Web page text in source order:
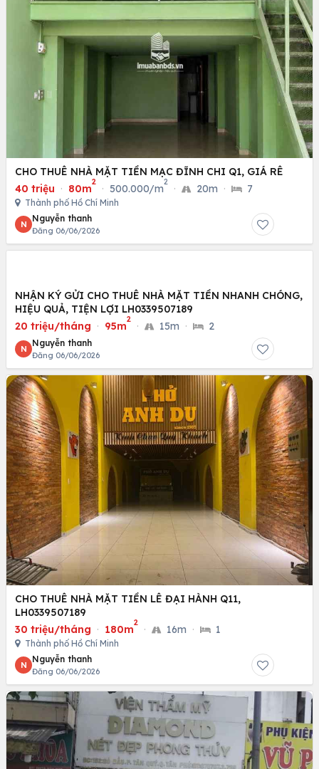
CHO THUÊ NHÀ MẶT TIỀN MẠC ĐĨNH CHI Q1, GIÁ RÊ
40 triệu · 80m
2
· 500.000/m
2
· 20m · 7
Thành phố Hồ Chí Minh
N
Nguyễn thanh
Đăng 06/06/2026
NHẬN KÝ GỬI CHO THUÊ NHÀ MẶT TIỀN NHANH CHÓNG,
HIỆU QUẢ, TIỆN LỢI LH0339507189
20 triệu/tháng · 95m
2
· 15m · 2
N
Nguyễn thanh
Đăng 06/06/2026
CHO THUÊ NHÀ MẶT TIỀN LÊ ĐẠI HÀNH Q11,
LH0339507189
30 triệu/tháng · 180m
2
· 16m · 1
Thành phố Hồ Chí Minh
N
Nguyễn thanh
Đăng 06/06/2026